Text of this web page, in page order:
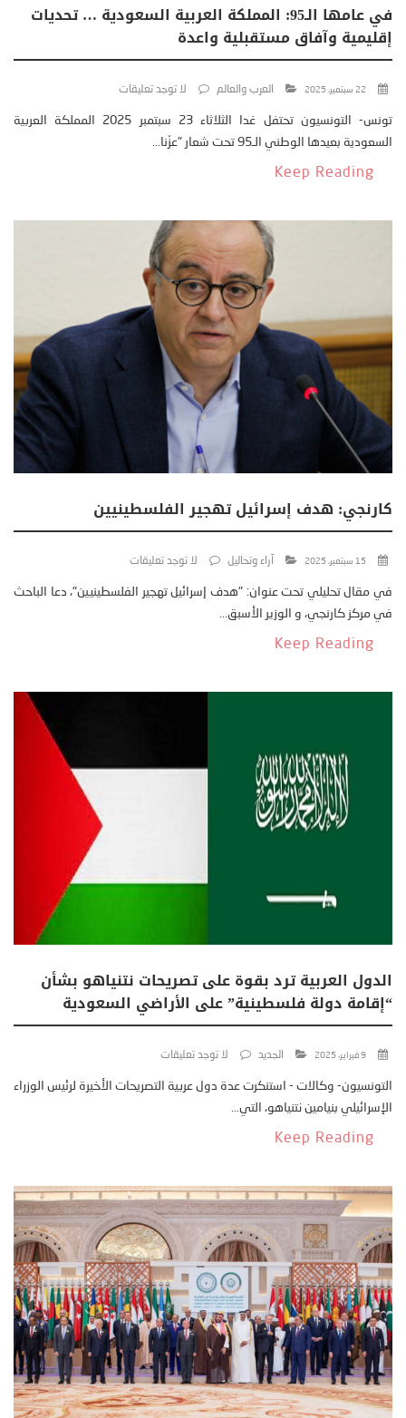
في عامها الـ95: المملكة العربية السعودية … تحديات
إقليمية وآفاق مستقبلية واعدة
22 سبتمبر، 2025 العرب والعالم لا توجد تعليقات
تونس- التونسيون تحتفل غدا الثلاثاء 23 سبتمبر 2025 المملكة العربية
السعودية بعيدها الوطني الـ95 تحت شعار "عزّنا...
Keep Reading
كارنجي: هدف إسرائيل تهجير الفلسطينيين
15 سبتمبر، 2025 آراء وتحاليل لا توجد تعليقات
في مقال تحليلي تحت عنوان: "هدف إسرائيل تهجير الفلسطينيين"، دعا الباحث
في مركز كارنجي، و الوزير الأسبق...
Keep Reading
الدول العربية ترد بقوة على تصريحات نتنياهو بشأن
“إقامة دولة فلسطينية” على الأراضي السعودية
9 فبراير، 2025 الجديد لا توجد تعليقات
التونسيون- وكالات - استنكرت عدة دول عربية التصريحات الأخيرة لرئيس الوزراء
الإسرائيلي بنيامين نتنياهو، التي...
Keep Reading